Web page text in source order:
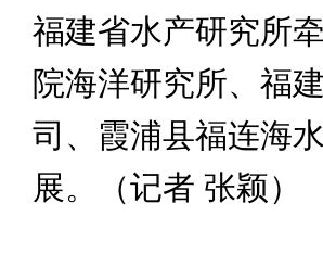
福建省水产研究所
院海洋研究所、福
司、霞浦县福连海
展。（记者 张颖）